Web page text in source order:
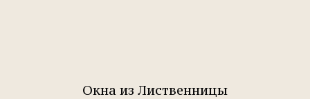
Окна из Лиственницы